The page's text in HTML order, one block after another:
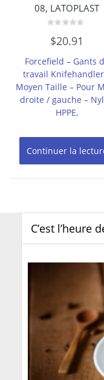
08, LATOPLAST
0
sur
$20.91
Forcefield – Gants
travail
Moyen Taille – Pour
droite / gauche –
HPPE,
Continuer la
C’est l’heure